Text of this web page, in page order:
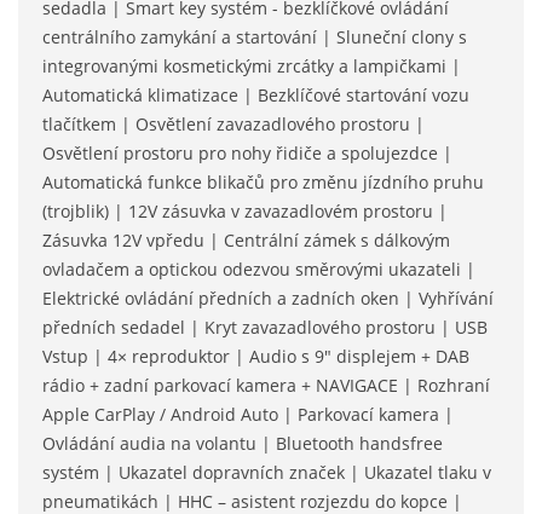
sedadla | Smart key systém - bezklíčkové ovládání
centrálního zamykání a startování | Sluneční clony s
integrovanými kosmetickými zrcátky a lampičkami |
Automatická klimatizace | Bezklíčové startování vozu
tlačítkem | Osvětlení zavazadlového prostoru |
Osvětlení prostoru pro nohy řidiče a spolujezdce |
Automatická funkce blikačů pro změnu jízdního pruhu
(trojblik) | 12V zásuvka v zavazadlovém prostoru |
Zásuvka 12V vpředu | Centrální zámek s dálkovým
ovladačem a optickou odezvou směrovými ukazateli |
Elektrické ovládání předních a zadních oken | Vyhřívání
předních sedadel | Kryt zavazadlového prostoru | USB
Vstup | 4× reproduktor | Audio s 9" displejem + DAB
rádio + zadní parkovací kamera + NAVIGACE | Rozhraní
Apple CarPlay / Android Auto | Parkovací kamera |
Ovládání audia na volantu | Bluetooth handsfree
systém | Ukazatel dopravních značek | Ukazatel tlaku v
pneumatikách | HHC – asistent rozjezdu do kopce |